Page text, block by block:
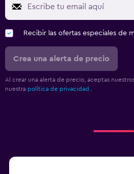
Recibir las ofertas especiales de
Crea una alerta de precio
Al crear una alerta de precio, aceptas
nuestra política de privacidad.